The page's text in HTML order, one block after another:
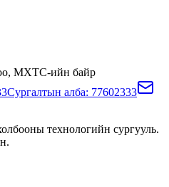
МХТС-ийн байр
Сургалтын алба: 77602333
технологийн сургууль.